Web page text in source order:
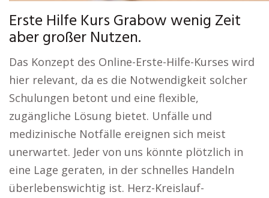
Erste Hilfe Kurs Grabow wenig Zeit
aber großer Nutzen.
Das Konzept des Online-Erste-Hilfe-Kurses wird
hier relevant, da es die Notwendigkeit solcher
Schulungen betont und eine flexible,
zugängliche Lösung bietet. Unfälle und
medizinische Notfälle ereignen sich meist
unerwartet. Jeder von uns könnte plötzlich in
eine Lage geraten, in der schnelles Handeln
überlebenswichtig ist. Herz-Kreislauf-